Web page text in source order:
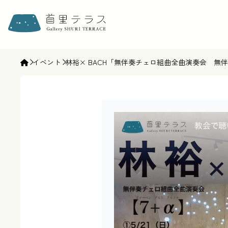
ギャラリー首里テラス | gallery SHURI TERRACE
イベント 林裕× BACH「無伴奏チェロ組曲全曲演奏会 無